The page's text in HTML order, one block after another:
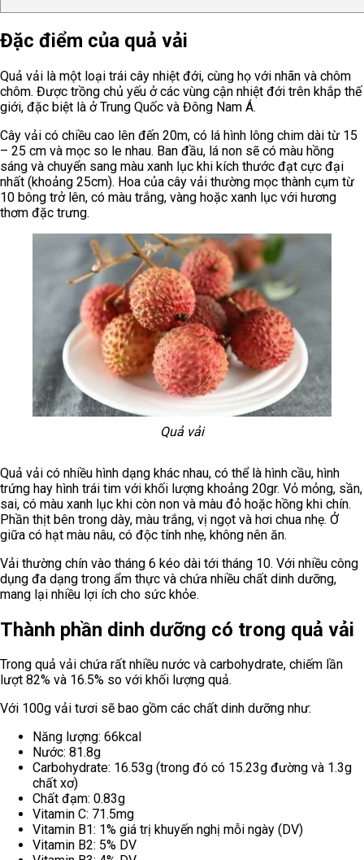
Đặc điểm của quả vải
Quả vải là một loại trái cây nhiệt đới, cùng họ với nhãn và chôm
chôm. Được trồng chủ yếu ở các vùng cận nhiệt đới trên khắp thế
giới, đặc biệt là ở Trung Quốc và Đông Nam Á.
Cây vải có chiều cao lên đến 20m, có lá hình lông chim dài từ 15
– 25 cm và mọc so le nhau. Ban đầu, lá non sẽ có màu hồng
sáng và chuyển sang màu xanh lục khi kích thước đạt cực đại
nhất (khoảng 25cm). Hoa của cây vải thường mọc thành cụm từ
10 bông trở lên, có màu trắng, vàng hoặc xanh lục với hương
thơm đặc trưng.
Quả vải
Quả vải có nhiều hình dạng khác nhau, có thể là hình cầu, hình
trứng hay hình trái tim với khối lượng khoảng 20gr. Vỏ mỏng, sần,
sai, có màu xanh lục khi còn non và màu đỏ hoặc hồng khi chín.
Phần thịt bên trong dày, màu trắng, vị ngọt và hơi chua nhẹ. Ở
giữa có hạt màu nâu, có độc tính nhẹ, không nên ăn.
Vải thường chín vào tháng 6 kéo dài tới tháng 10. Với nhiều công
dụng đa dạng trong ẩm thực và chứa nhiều chất dinh dưỡng,
mang lại nhiều lợi ích cho sức khỏe.
Thành phần dinh dưỡng có trong quả vải
Trong quả vải chứa rất nhiều nước và carbohydrate, chiếm lần
lượt 82% và 16.5% so với khối lượng quả.
Với 100g vải tươi sẽ bao gồm các chất dinh dưỡng như:
Năng lượng: 66kcal
Nước: 81.8g
Carbohydrate: 16.53g (trong đó có 15.23g đường và 1.3g
chất xơ)
Chất đạm: 0.83g
Vitamin C: 71.5mg
Vitamin B1: 1% giá trị khuyến nghị mỗi ngày (DV)
Vitamin B2: 5% DV